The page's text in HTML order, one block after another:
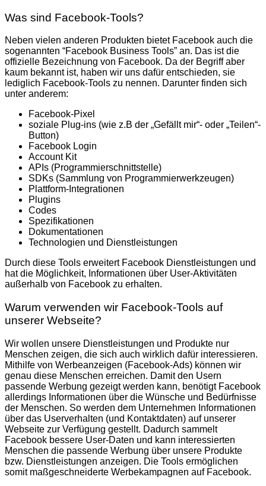
Was sind Facebook-Tools?
Neben vielen anderen Produkten bietet Facebook auch die
sogenannten “Facebook Business Tools” an. Das ist die
offizielle Bezeichnung von Facebook. Da der Begriff aber
kaum bekannt ist, haben wir uns dafür entschieden, sie
lediglich Facebook-Tools zu nennen. Darunter finden sich
unter anderem:
Facebook-Pixel
soziale Plug-ins (wie z.B der „Gefällt mir“- oder „Teilen“-
Button)
Facebook Login
Account Kit
APIs (Programmierschnittstelle)
SDKs (Sammlung von Programmierwerkzeugen)
Plattform-Integrationen
Plugins
Codes
Spezifikationen
Dokumentationen
Technologien und Dienstleistungen
Durch diese Tools erweitert Facebook Dienstleistungen und
hat die Möglichkeit, Informationen über User-Aktivitäten
außerhalb von Facebook zu erhalten.
Warum verwenden wir Facebook-Tools auf
unserer Webseite?
Wir wollen unsere Dienstleistungen und Produkte nur
Menschen zeigen, die sich auch wirklich dafür interessieren.
Mithilfe von Werbeanzeigen (Facebook-Ads) können wir
genau diese Menschen erreichen. Damit den Usern
passende Werbung gezeigt werden kann, benötigt Facebook
allerdings Informationen über die Wünsche und Bedürfnisse
der Menschen. So werden dem Unternehmen Informationen
über das Userverhalten (und Kontaktdaten) auf unserer
Webseite zur Verfügung gestellt. Dadurch sammelt
Facebook bessere User-Daten und kann interessierten
Menschen die passende Werbung über unsere Produkte
bzw. Dienstleistungen anzeigen. Die Tools ermöglichen
somit maßgeschneiderte Werbekampagnen auf Facebook.